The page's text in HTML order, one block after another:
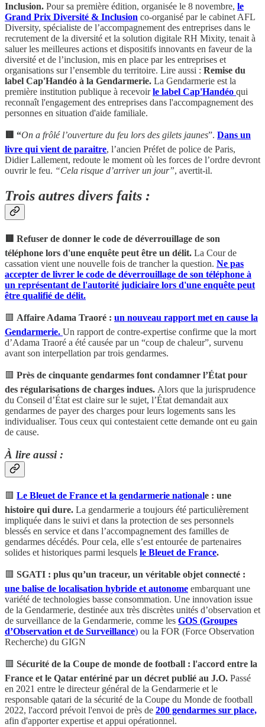
Inclusion. Pour sa première édition, organisée le 8 novembre, le
Grand Prix Diversité & Inclusion co-organisé par le cabinet AFL
Diversity, spécialiste de l’accompagnement des entreprises dans le
recrutement de la diversité et la solution digitale RH Mixity, tenait à
saluer les meilleures actions et dispositifs innovants en faveur de la
diversité et de l’inclusion, mis en place par les entreprises et
organisations sur l’ensemble du territoire. Lire aussi : Remise du
label Cap'Handéo à la Gendarmerie. La Gendarmerie est la
première institution publique à recevoirle label Cap'Handéo qui
reconnaît l'engagement des entreprises dans l'accompagnement des
personnes en situation d'aide familiale.
🟥 “On a frôlé l’ouverture du feu lors des gilets jaunes”. Dans un
livre qui vient de paraitre, l’ancien Préfet de police de Paris,
Didier Lallement, redoute le moment où les forces de l’ordre devront
ouvrir le feu. “Cela risque d’arriver un jour”, avertit-il.
Trois autres divers faits :
🟥 Refuser de donner le code de déverrouillage de son
téléphone lors d'une enquête peut être un délit. La Cour de
cassation vient une nouvelle fois de trancher la question. Ne pas
accepter de livrer le code de déverrouillage de son téléphone à
un représentant de l'autorité judiciaire lors d'une enquête peut
être qualifié de délit.
🟥 Affaire Adama Traoré : un nouveau rapport met en cause la
Gendarmerie. Un rapport de contre-expertise confirme que la mort
d’Adama Traoré a été causée par un “coup de chaleur”, survenu
avant son interpellation par trois gendarmes.
🟥 Près de cinquante gendarmes font condamner l’État pour
des régularisations de charges indues. Alors que la jurisprudence
du Conseil d’État est claire sur le sujet, l’État demandait aux
gendarmes de payer des charges pour leurs logements sans les
individualiser. Tous ceux qui contestaient cette demande ont eu gain
de cause.
À lire aussi :
🟥 Le Bleuet de France et la gendarmerie nationale : une
histoire qui dure. La gendarmerie a toujours été particulièrement
impliquée dans le suivi et dans la protection de ses personnels
blessés en service et dans l’accompagnement des familles de
gendarmes décédés. Pour cela, elle s’est entourée de partenaires
solides et historiques parmi lesquels le Bleuet de France.
🟥 SGATI : plus qu’un traceur, un véritable objet connecté :
une balise de localisation hybride et autonome embarquant une
variété de technologies basse consommation. Une innovation issue
de la Gendarmerie, destinée aux très discrètes unités d’observation et
de surveillance de la Gendarmerie, comme les GOS (Groupes
d’Observation et de Surveillance) ou la FOR (Force Observation
Recherche) du GIGN
🟥 Sécurité de la Coupe de monde de football : l'accord entre la
France et le Qatar entériné par un décret publié au J.O. Passé
en 2021 entre le directeur général de la Gendarmerie et le
responsable qatari de la sécurité de la Coupe du Monde de football
2022, l'accord prévoit l'envoi de près de 200 gendarmes sur place,
afin d'apporter expertise et appui opérationnel.